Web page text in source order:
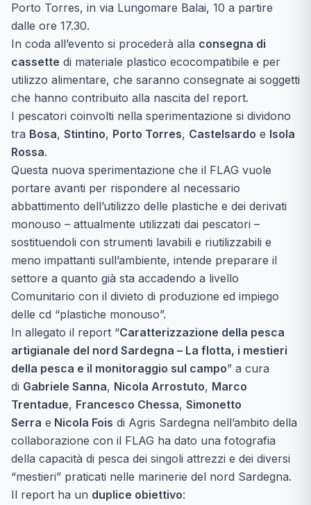
Porto Torres, in via Lungomare Balai, 10 a partire
dalle ore 17.30.
In coda all’evento si procederà alla consegna di
cassette di materiale plastico ecocompatibile e per
utilizzo alimentare, che saranno consegnate ai soggetti
che hanno contribuito alla nascita del report.
I pescatori coinvolti nella sperimentazione si dividono
tra Bosa, Stintino, Porto Torres, Castelsardo e Isola
Rossa.
Questa nuova sperimentazione che il FLAG vuole
portare avanti per rispondere al necessario
abbattimento dell’utilizzo delle plastiche e dei derivati
monouso – attualmente utilizzati dai pescatori –
sostituendoli con strumenti lavabili e riutilizzabili e
meno impattanti sull’ambiente, intende preparare il
settore a quanto già sta accadendo a livello
Comunitario con il divieto di produzione ed impiego
delle cd “plastiche monouso”.
In allegato il report “Caratterizzazione della pesca
artigianale del nord Sardegna – La flotta, i mestieri
della pesca e il monitoraggio sul campo” a cura
di Gabriele Sanna, Nicola Arrostuto, Marco
Trentadue, Francesco Chessa, Simonetto
Serra e Nicola Fois di Agris Sardegna nell’ambito della
collaborazione con il FLAG ha dato una fotografia
della capacità di pesca dei singoli attrezzi e dei diversi
“mestieri” praticati nelle marinerie del nord Sardegna.
Il report ha un duplice obiettivo: